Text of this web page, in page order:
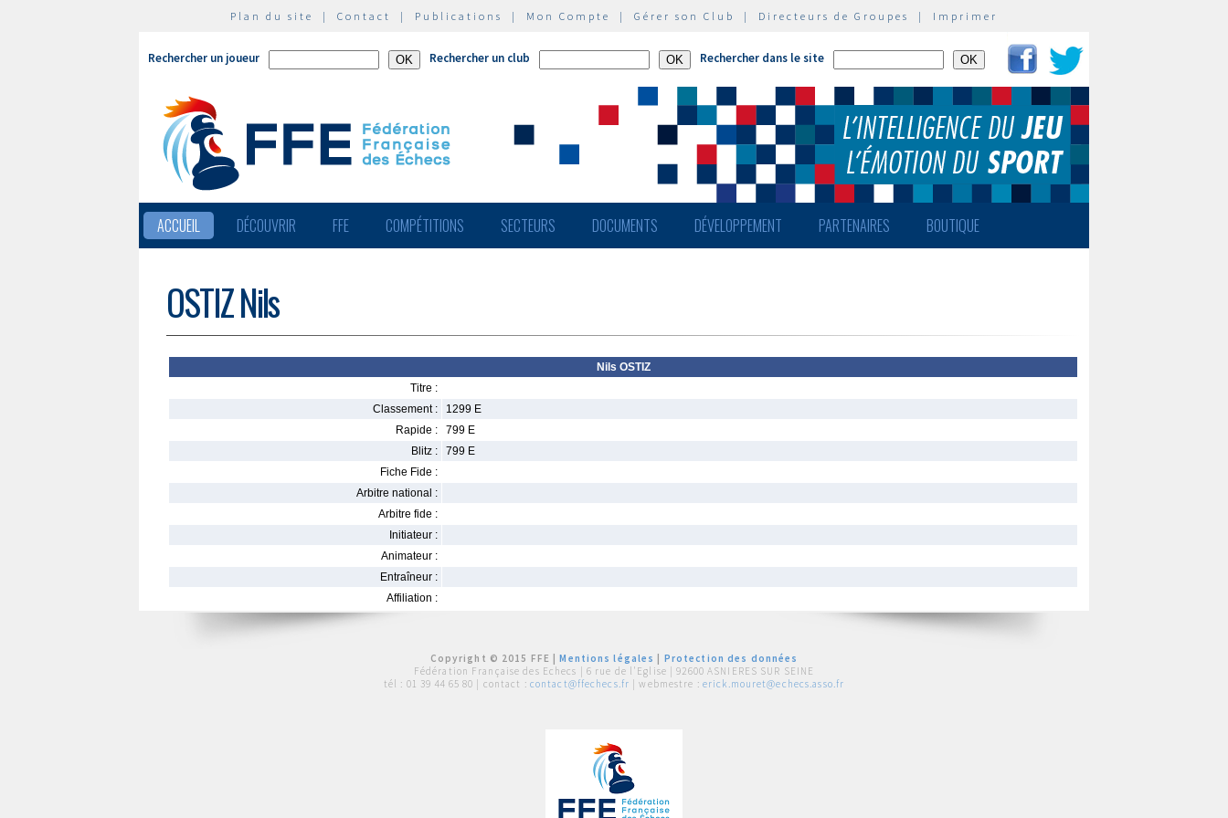
Plan du site | Contact | Publications | Mon Compte | Gérer son Club | Directeurs de Groupes | Imprimer
Rechercher un joueur Rechercher un club Rechercher dans le site
ACCUEIL DÉCOUVRIR FFE COMPÉTITIONS SECTEURS DOCUMENTS DÉVELOPPEMENT PARTENAIRES BOUTIQUE
OSTIZ Nils
Nils OSTIZ
Titre :
Classement :
1299 E
Rapide :
799 E
Blitz :
799 E
Fiche Fide :
Arbitre national :
Arbitre fide :
Initiateur :
Animateur :
Entraîneur :
Affiliation :
Copyright © 2015 FFE |Mentions légales
Protection des données
Fédération Française des Echecs | 6 rue de l'Eglise | 92600 ASNIERES SUR SEINE
tél : 01 39 44 65 80 | contact : contact@ffechecs.fr | webmestre : erick.mouret@echecs.asso.fr